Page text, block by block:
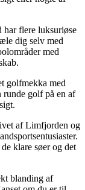
har flere luksuriøse
dig selv med
med
golfmekka med
runde golf på en af
af Limfjorden og
klare søer og det
blanding af